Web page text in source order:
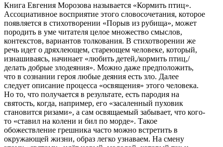
Книга Евгения Морозова называется «Кормить птиц».
Ассоциативное восприятие этого словосочетания, которое
появляется в стихотворении «Порыв из рубища», может
породить в уме читателя целое множество смыслов,
контекстов, вариантов толкования. В стихотворении же
речь идет о дряхлеющем, стареющем человеке, который,
изнашиваясь, начинает «любить детей,/кормить птиц,/
делать добрые злодеяния». Можно даже предположить,
что в сознании героя любые деяния есть зло. Далее
следует описание процесса «освящения» этого человека.
Но то, что получается в результате, есть пародия на
святость, когда, например, его «засаленный пуховик
становится ризами», а сам освящаемый забывает, что кого-
то «ставил на колени и бил по морде». Такое
обожествление грешника часто можно встретить в
окружающей жизни, образ легко узнаваем. На смену